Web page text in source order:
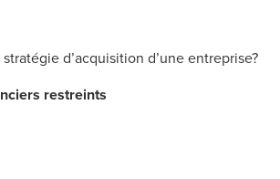
d’acquisition d’une entreprise?
restreints